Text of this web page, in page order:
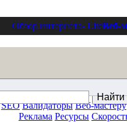
Обзор интернета- LiteВеб-
SEO Валидаторы Веб-мастеру
Реклама Ресурсы